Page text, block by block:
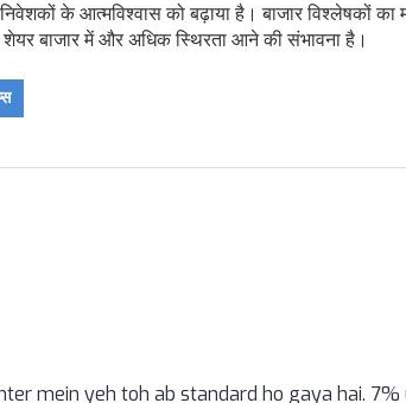
के आत्मविश्वास को बढ़ाया है। बाजार विश्लेषकों का
बाजार में और अधिक स्थिरता आने की संभावना है।
mein yeh toh ab standard ho gaya hai.